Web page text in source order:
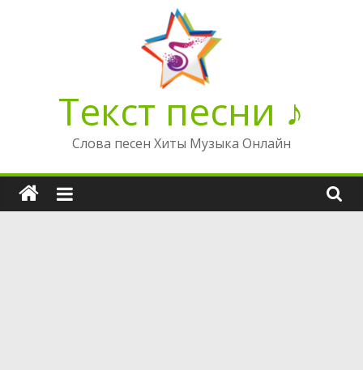
Текст песни ♪
Слова песен Хиты Музыка Онлайн